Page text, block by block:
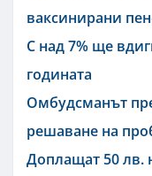
ваксинирани
С над 7% ще
годината
Омбудсманът
решаване на
Доплащат 50 лв.